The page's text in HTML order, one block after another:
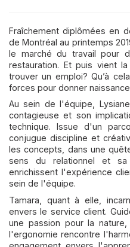
Fraîchement diplômées en
de Montréal au printemps
le marché du travail pour
restauration. Et puis vient
trouver un emploi? Qu’à
forces pour donner
Au sein de l'équipe,
contagieuse et son
technique. Issue d'un
conjugue discipline et
les concepts, dans une
sens du relationnel et
enrichissent l'expérience
sein de l'équipe.
Tamara, quant à elle,
envers le service client.
une passion pour la
l'ergonomie rencontre